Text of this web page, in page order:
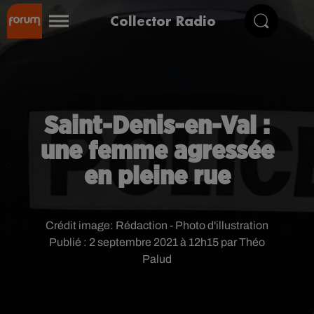
Collector Radio
Saint-Denis-en-Val :
une femme agressée
en pleine rue
Publié : 2 septembre 2021 à 12h15 par Théo
Palud
Crédit image: Rédaction - Photo d'illustration